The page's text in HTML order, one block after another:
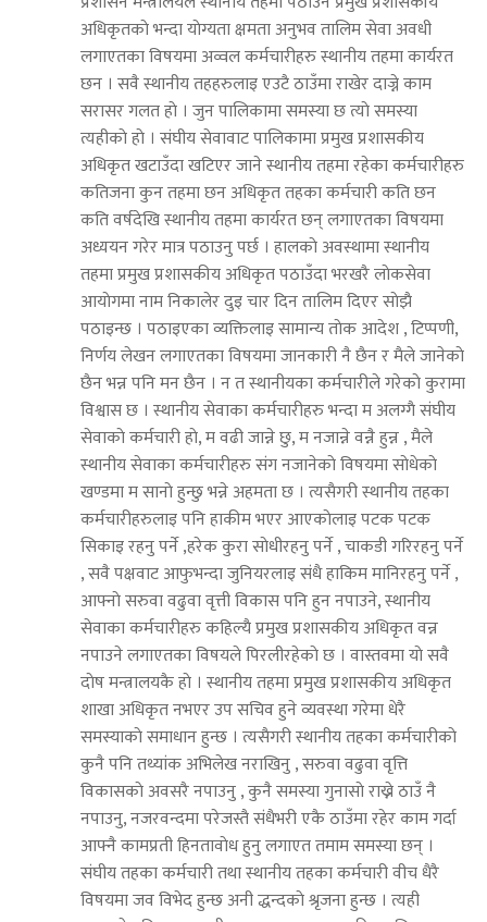
अधिकृतकाे भन्दा याेग्यता क्षमता अनुभव तालिम सेवा अवधी
लगाएतका विषयमा अव्वल कर्मचारीहरु स्थानीय तहमा कार्यरत
छन । सवै स्थानीय तहहरुलाइ एउटै ठाउँमा राखेर दाज्ने काम
सरासर गलत हाे । जुन पालिकामा समस्या छ त्याे समस्या
त्यहीकाे हाे । संघीय सेवावाट पालिकामा प्रमुख प्रशासकीय
अधिकृत खटाउँदा खटिएर जाने स्थानीय तहमा रहेका कर्मचारीहरु
कतिजना कुन तहमा छन अधिकृत तहका कर्मचारी कति छन
कति वर्षदेखि स्थानीय तहमा कार्यरत छन् लगाएतका विषयमा
अध्ययन गरेर मात्र पठाउनु पर्छ । हालकाे अवस्थामा स्थानीय
तहमा प्रमुख प्रशासकीय अधिकृत पठाउँदा भरखरै लाेकसेवा
आयाेगमा नाम निकालेर दुइ चार दिन तालिम दिएर साेझै
पठाइन्छ । पठाइएका व्यक्तिलाइ सामान्य ताेक आदेश , टिप्पणी,
निर्णय लेखन लगाएतका विषयमा जानकारी नै छैन र मैले जानेकाे
छैन भन्न पनि मन छैन । न त स्थानीयका कर्मचारीले गरेकाे कुरामा
विश्वास छ । स्थानीय सेवाका कर्मचारीहरु भन्दा म अलग्गै संघीय
सेवाकाे कर्मचारी हाे, म वढी जान्ने छु, म नजान्ने वन्नै हुन्न , मैले
स्थानीय सेवाका कर्मचारीहरु संग नजानेकाे विषयमा साेधेकाे
खण्डमा म सानाे हुन्छु भन्ने अहमता छ । त्यसैगरी स्थानीय तहका
कर्मचारीहरुलाइ पनि हाकीम भएर आएकाेलाइ पटक पटक
सिकाइ रहनु पर्ने ,हरेक कुरा साेधीरहनु पर्ने , चाकडी गरिरहनु पर्ने
, सवै पक्षवाट आफुभन्दा जुनियरलाइ संधै हाकिम मानिरहनु पर्ने ,
आफ्नाे सरुवा वढुवा वृत्ती विकास पनि हुन नपाउने, स्थानीय
सेवाका कर्मचारीहरु कहिल्यै प्रमुख प्रशासकीय अधिकृत वन्न
नपाउने लगाएतका विषयले पिरलीरहेकाे छ । वास्तवमा याे सवै
दाेष मन्त्रालयकै हाे । स्थानीय तहमा प्रमुख प्रशासकीय अधिकृत
शाखा अधिकृत नभएर उप सचिव हुने व्यवस्था गरेमा धेरै
समस्याकाे समाधान हुन्छ । त्यसैगरी स्थानीय तहका कर्मचारीकाे
कुनै पनि तथ्यांक अभिलेख नराखिनु , सरुवा वढुवा वृत्ति
विकासकाे अवसरै नपाउनु , कुनै समस्या गुनासाे राख्ने ठाउँ नै
नपाउनु, नजरवन्दमा परेजस्तै संधैभरी एकै ठाउँमा रहेर काम गर्दा
आफ्नै कामप्रती हिनतावाेध हुनु लगाएत तमाम समस्या छन् ।
संघीय तहका कर्मचारी तथा स्थानीय तहका कर्मचारी वीच धैरै
विषयमा जव विभेद हुन्छ अनी द्धन्दकाे श्रृजना हुन्छ । त्यही